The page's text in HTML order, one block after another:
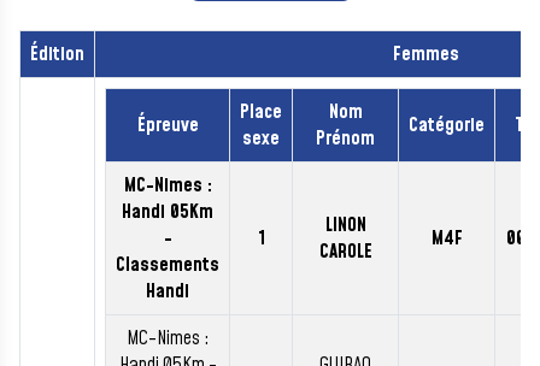
Édition Femmes
Épreuve
Place
sexe
Nom
Prénom
Catégorie
MC-Nimes :
Handi 05Km
-
Classements
Handi
1
LINON
CAROLE
M4F
MC-Nimes :